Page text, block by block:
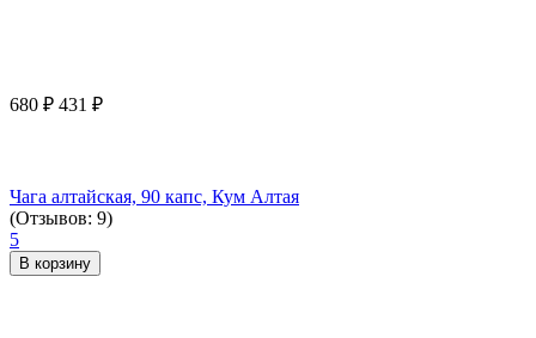
680 ₽ 431 ₽
Чага алтайская, 90 капс, Кум Алтая
(Отзывов: 9)
5
В корзину